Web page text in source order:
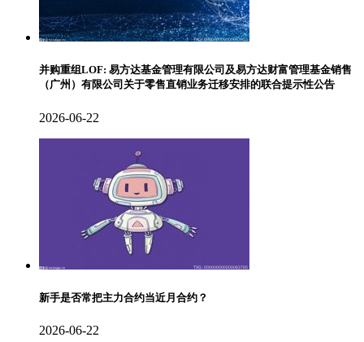
并购重组LOF: 易方达基金管理有限公司及易方达财富管理基金销售
（广州）有限公司关于零售直销业务迁移安排的联合提示性公告
2026-06-22
新手是否常把主力合约当近月合约？
2026-06-22